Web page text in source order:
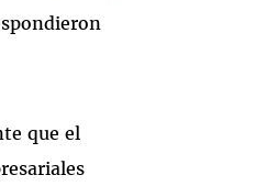
que el